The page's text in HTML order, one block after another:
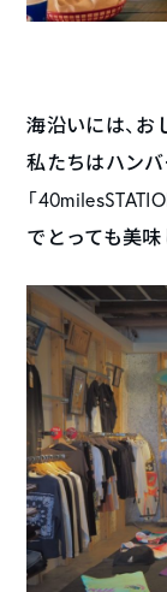
海沿いには、お
私たちはハン
「
でとっても美味